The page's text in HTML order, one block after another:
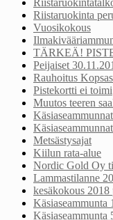
Riistaruokinta
Vuosikokous
TÄRKEÄ!
Peijaiset
Rauhoitus
Pistekortti ei toimi
Muutos teeren
Metsästysajat
Kiilun rata-alue
Nordic Gold Oy
Lammastilanne
kesäkokous 2018
Käsiaseammunta
Käsiaseammunta